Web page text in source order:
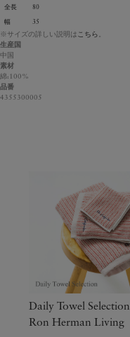
全長 80
幅 35
※サイズの詳しい説明はこちら。
生産国
中国
素材
綿:100%
品番
4355300005
Daily Towel Selection
Ron Herman Living